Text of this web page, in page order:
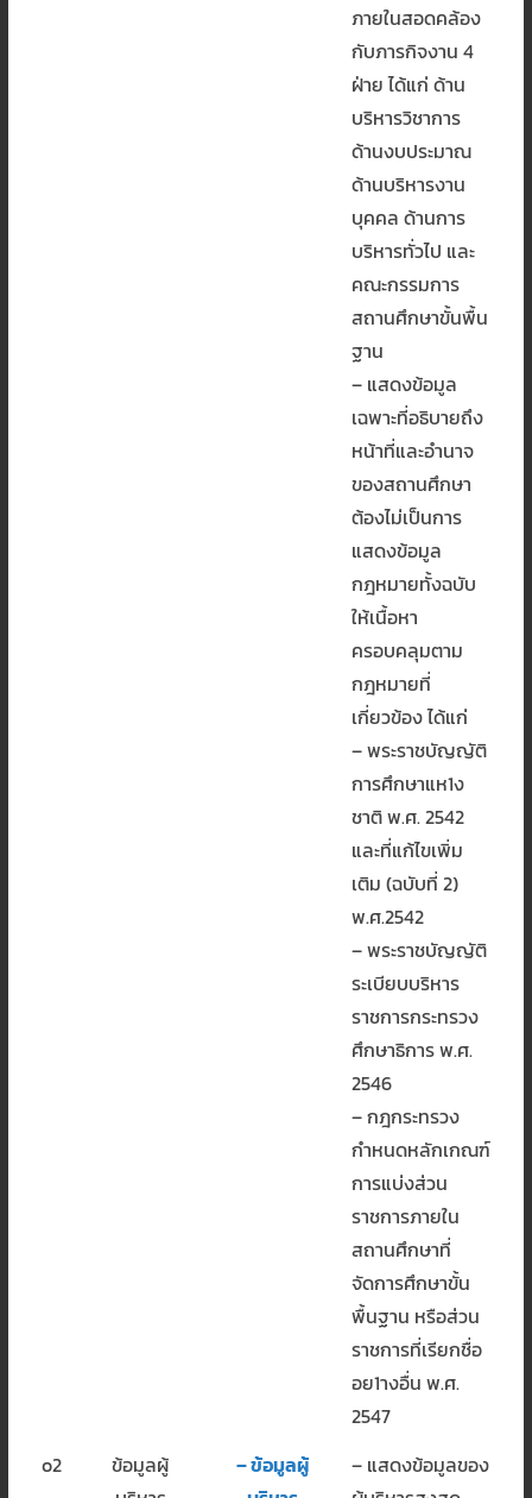
ภายในสอดคล้อง
กับภารกิจงาน 4
ฝ่าย ได้แก่ ด้าน
บริหารวิชาการ
ด้านงบประมาณ
ด้านบริหารงาน
บุคคล ด้านการ
บริหารทั่วไป และ
คณะกรรมการ
สถานศึกษาขั้นพื้น
ฐาน
– แสดงข้อมูล
เฉพาะที่อธิบายถึง
หน้าที่และอำนาจ
ของสถานศึกษา
ต้องไม่เป็นการ
แสดงข้อมูล
กฎหมายทั้งฉบับ
ให้เนื้อหา
ครอบคลุมตาม
กฎหมายที่
เกี่ยวข้อง ได้แก่
– พระราชบัญญัติ
การศึกษาแห1ง
ชาติ พ.ศ. 2542
และที่แก้ไขเพิ่ม
เติม (ฉบับที่ 2)
พ.ศ.2542
– พระราชบัญญัติ
ระเบียบบริหาร
ราชการกระทรวง
ศึกษาธิการ พ.ศ.
2546
– กฎกระทรวง
กำหนดหลักเกณฑ์
การแบ่งส่วน
ราชการภายใน
สถานศึกษาที่
จัดการศึกษาขั้น
พื้นฐาน หรือส่วน
ราชการที่เรียกชื่อ
อย1างอื่น พ.ศ.
2547
o2
ข้อมูลผู้
– ข้อมูลผู้
– แสดงข้อมูลของ